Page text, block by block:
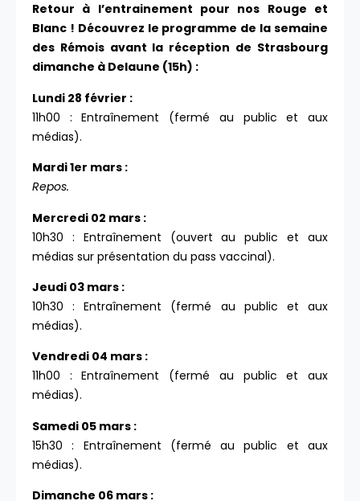
Retour à l’entrainement pour nos Rouge et
Blanc ! Découvrez le programme de la semaine
des Rémois avant la réception de Strasbourg
dimanche à Delaune (15h) :
Lundi 28 février :
11h00 : Entraînement (fermé au public et aux
médias).
Mardi 1er mars :
Repos.
Mercredi 02 mars :
10h30 : Entraînement (ouvert au public et aux
médias sur présentation du pass vaccinal).
Jeudi 03 mars :
10h30 : Entraînement (fermé au public et aux
médias).
Vendredi 04 mars :
11h00 : Entraînement (fermé au public et aux
médias).
Samedi 05 mars :
15h30 : Entraînement (fermé au public et aux
médias).
Dimanche 06 mars :